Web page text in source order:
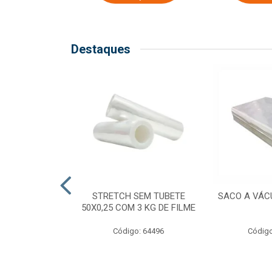
Destaques
STRETCH SEM TUBETE
50X0,25 COM 3 KG DE FILME
Código: 64496
SACO A